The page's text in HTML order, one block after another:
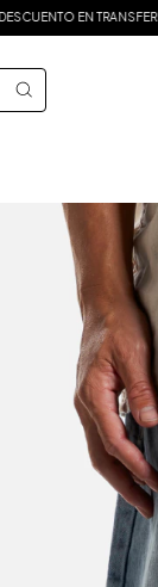
ENVÍO GRATIS A PARTIR